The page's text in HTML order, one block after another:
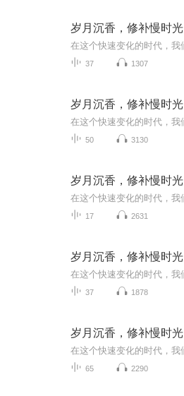
岁月沉香，修补慢时光
37 1307
岁月沉香，修补慢时光
50 3130
岁月沉香，修补慢时光
17 2631
岁月沉香，修补慢时光
37 1878
岁月沉香，修补慢时光
65 2290